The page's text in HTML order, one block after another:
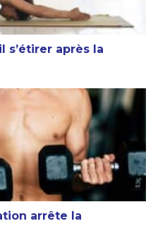
s’étirer après la
la croissance ?
arrête la